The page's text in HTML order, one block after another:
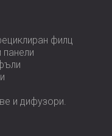
филц
и дифузoри.